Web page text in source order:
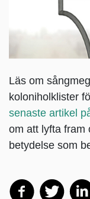
Läs om
koloniholklister
senaste artikel
om att lyfta fram
betydelse som